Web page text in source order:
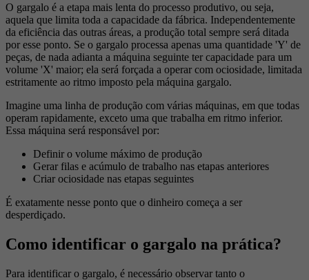
O gargalo é a etapa mais lenta do processo produtivo, ou seja,
aquela que limita toda a capacidade da fábrica. Independentemente
da eficiência das outras áreas, a produção total sempre será ditada
por esse ponto. Se o gargalo processa apenas uma quantidade 'Y' de
peças, de nada adianta a máquina seguinte ter capacidade para um
volume 'X' maior; ela será forçada a operar com ociosidade, limitada
estritamente ao ritmo imposto pela máquina gargalo.
Imagine uma linha de produção com várias máquinas, em que todas
operam rapidamente, exceto uma que trabalha em ritmo inferior.
Essa máquina será responsável por:
Definir o volume máximo de produção
Gerar filas e acúmulo de trabalho nas etapas anteriores
Criar ociosidade nas etapas seguintes
É exatamente nesse ponto que o dinheiro começa a ser
desperdiçado.
Como identificar o gargalo na prática?
Para identificar o gargalo, é necessário observar tanto o